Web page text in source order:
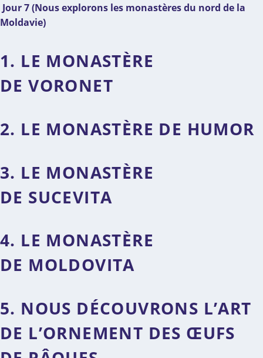
Jour 7 (Nous explorons les monastères du nord de la
Moldavie)
1. LE MONASTÈRE
DE VORONET
2. LE MONASTÈRE DE HUMOR
3. LE MONASTÈRE
DE SUCEVITA
4. LE MONASTÈRE
DE MOLDOVITA
5. NOUS DÉCOUVRONS L’ART
DE L’ORNEMENT DES ŒUFS